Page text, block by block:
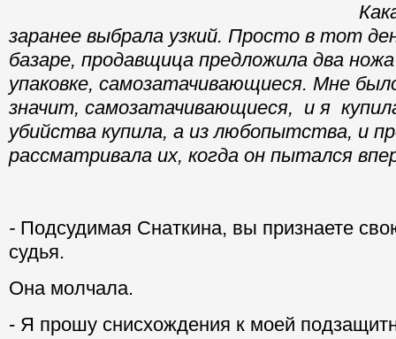
заранее выбрала узкий. Просто в тот
базаре, продавщица предложила два ножа
упаковке, самозатачивающиеся. Мне
значит, самозатачивающиеся, и я
убийства купила, а из любопытства, и
рассматривала их, когда он пытался
- Подсудимая Снаткина, вы признаете
судья.
Она молчала.
- Я прошу снисхождения к моей